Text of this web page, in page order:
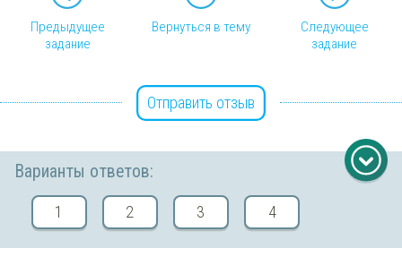
Варианты ответов:
1 2 3 4
Предыдущее
задание
Вернуться в тему
Следующее
задание
Отправить отзыв
Copyright © 2026 ООО ТЕОРЕМА ЗНАНИЙ